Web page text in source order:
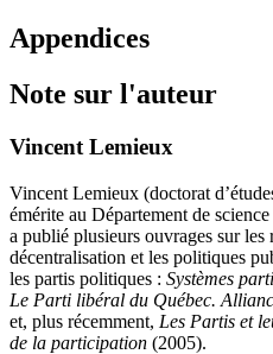
Appendices
Note sur l'auteur
Vincent Lemieux
Vincent Lemieux (doctorat
émérite au Département de
a publié plusieurs ouvrages sur les
décentralisation et les politiques
les partis politiques : Systèmes
Le Parti libéral du Québec.
et, plus récemment, Les Partis et
de la participation (2005).